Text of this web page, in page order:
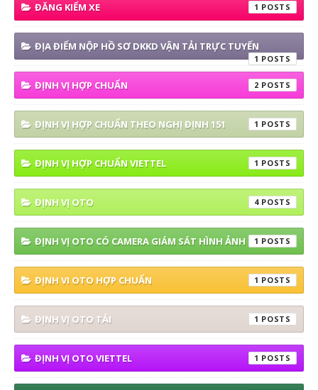
ĐĂNG KIỂM XE 1
ĐỊA ĐIỂM NỘP HỒ SƠ DKKD VẬN TẢI TRỰC TUYẾN
1
ĐỊNH VỊ HỢP CHUẨN 2
ĐỊNH VỊ HỢP CHUẨN THEO NGHỊ ĐỊNH 151 1
ĐỊNH VỊ HỢP CHUẨN VIETTEL 1
ĐỊNH VỊ OTO 4
ĐỊNH VỊ OTO CÓ CAMERA GIÁM SÁT HÌNH ẢNH 1
ĐỊNH VI OTO HỢP CHUẨN 1
ĐỊNH VỊ OTO TẢI 1
ĐỊNH VỊ OTO VIETTEL 1